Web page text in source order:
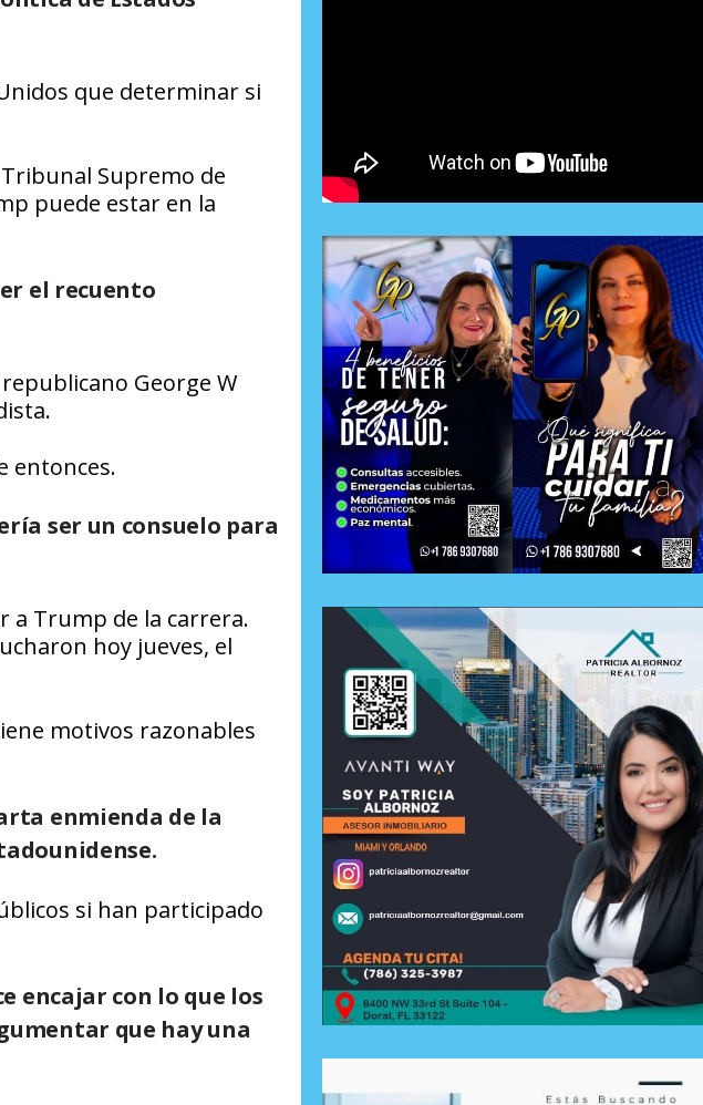
que determinar si
Supremo de
puede estar en la
el recuento
George W
entonces.
ser un consuelo para
a Trump de la carrera.
hoy jueves, el
motivos razonables
enmienda de la
si han participado
encajar con lo que los
que hay una